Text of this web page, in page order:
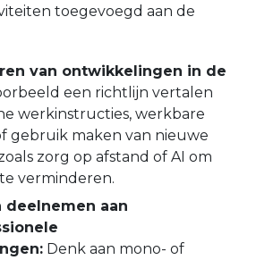
toegevoegd aan de
van ontwikkelingen in de
een richtlijn vertalen
werkinstructies, werkbare
gebruik maken van nieuwe
zorg op afstand of AI om
verminderen.
deelnemen aan
Denk aan mono- of